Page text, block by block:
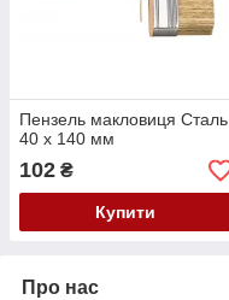
Пензель макловиця Сталь
40 х 140 мм
102 ₴
Купити
Про нас